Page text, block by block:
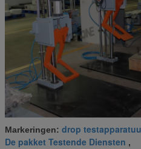
Markeringen: drop
De pakket Testende Diensten ,